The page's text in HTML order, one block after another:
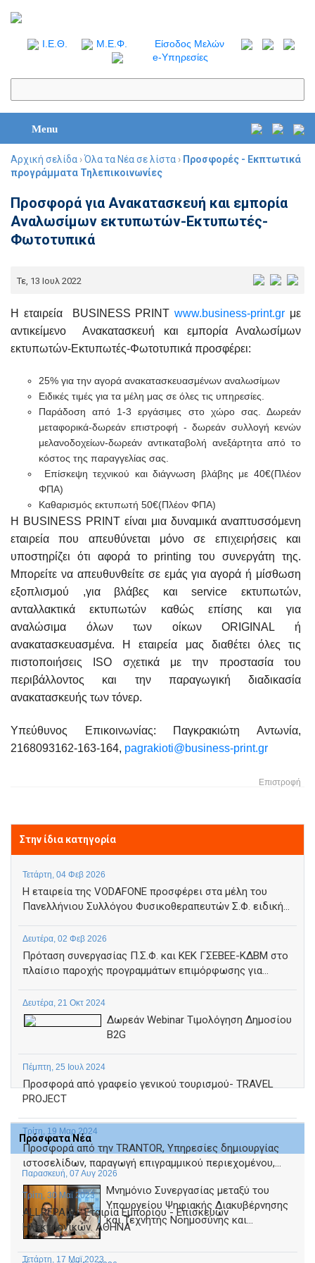
I.Ε.Θ. Μ.Ε.Φ.
Είσοδος Μελών
e-Υπηρεσίες
Menu
Αρχική σελίδα ›Όλα τα Νέα σε λίστα › Προσφορές - Εκπτωτικά
προγράμματα Τηλεπικοινωνίες
Προσφορά για Ανακατασκευή και εμπορία
Αναλωσίμων εκτυπωτών-Εκτυπωτές-
Φωτοτυπικά
Τε, 13 Ιουλ 2022
Η εταιρεία BUSINESS PRINTwww.business-print.gr με
αντικείμενο Ανακατασκευή και εμπορία Αναλωσίμων
εκτυπωτών-Εκτυπωτές-Φωτοτυπικά προσφέρει:
25% για την αγορά ανακατασκευασμένων αναλωσίμων
Ειδικές τιμές για τα μέλη μας σε όλες τις υπηρεσίες.
Παράδοση από 1-3 εργάσιμες στο χώρο σας. Δωρεάν
μεταφορικά-δωρεάν επιστροφή - δωρεάν συλλογή κενών
μελανοδοχείων-δωρεάν αντικαταβολή ανεξάρτητα από το
κόστος της παραγγελίας σας.
Επίσκεψη τεχνικού και διάγνωση βλάβης με 40€(Πλέον
ΦΠΑ)
Καθαρισμός εκτυπωτή 50€(Πλέον ΦΠΑ)
Η BUSINESS PRINT είναι μια δυναμικά αναπτυσσόμενη
εταιρεία που απευθύνεται μόνο σε επιχειρήσεις και
υποστηρίζει ότι αφορά το printing του συνεργάτη της.
Μπορείτε να απευθυνθείτε σε εμάς για αγορά ή μίσθωση
εξοπλισμού ,για βλάβες και service εκτυπωτών,
ανταλλακτικά εκτυπωτών καθώς επίσης και για
αναλώσιμα όλων των οίκων ORIGINAL ή
ανακατασκευασμένα. Η εταιρεία μας διαθέτει όλες τις
πιστοποιήσεις ISO σχετικά με την προστασία του
περιβάλλοντος και την παραγωγική διαδικασία
ανακατασκευής των τόνερ.
Υπεύθυνος Επικοινωνίας: Παγκρακιώτη Αντωνία,
2168093162-163-164, pagrakioti@business-print.gr
Επιστροφή
Στην ίδια κατηγορία
Τετάρτη, 04 Φεβ 2026
Η εταιρεία της VODAFONE προσφέρει στα μέλη του
Πανελλήνιου Συλλόγου Φυσικοθεραπευτών Σ.Φ. ειδική...
Δευτέρα, 02 Φεβ 2026
Πρόταση συνεργασίας Π.Σ.Φ. και ΚΕΚ ΓΣΕΒΕΕ-ΚΔΒΜ στο
πλαίσιο παροχής προγραμμάτων επιμόρφωσης για...
Δευτέρα, 21 Οκτ 2024
Δωρεάν Webinar Τιμολόγηση Δημοσίου
B2G
Πέμπτη, 25 Ιουλ 2024
Προσφορά από γραφείο γενικού τουρισμού- TRAVEL
PROJECT
Τρίτη, 19 Μαρ 2024
Προσφορά από την TRANTOR, Υπηρεσίες δημιουργίας
ιστοσελίδων, παραγωγή επιγραμμικού περιεχομένου,...
Τρίτη, 30 Μαϊ 2023
ALLREPAIR - Εταιρία Εμπορίου - Επισκευών
Ηλεκτρονικών. ΑΘΗΝΑ
Τετάρτη, 17 Μαϊ 2023
Πρόσφατα Νέα
Παρασκευή, 07 Αυγ 2026
Μνημόνιο Συνεργασίας μεταξύ του
Υπουργείου Ψηφιακής Διακυβέρνησης
και Τεχνητής Νοημοσύνης και...